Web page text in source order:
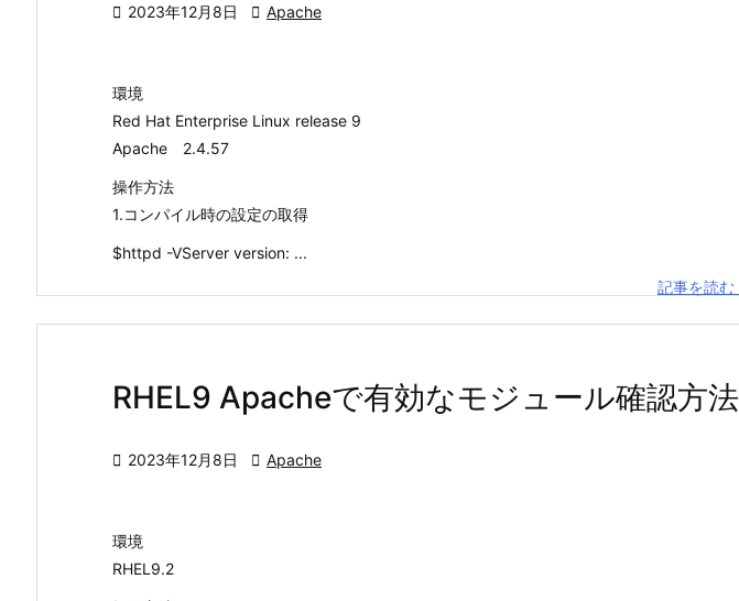
 2023年12月8日  Apache
環境
Red Hat Enterprise Linux release 9
Apache 2.4.57
操作方法
1.コンパイル時の設定の取得
$httpd -VServer version: ...
記事を読む
RHEL9 Apacheで有効なモジュール確認方法
 2023年12月8日  Apache
環境
RHEL9.2